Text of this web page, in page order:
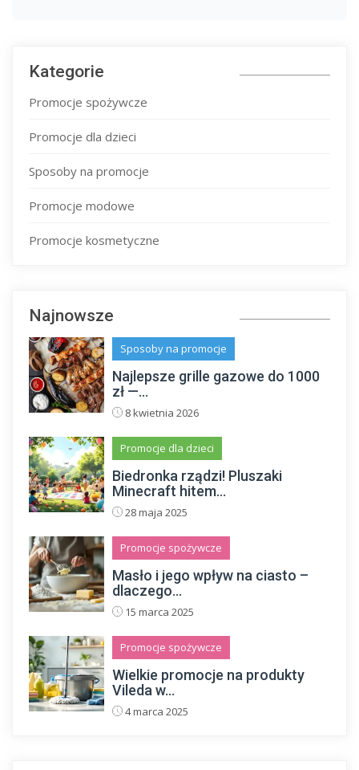
Kategorie
Promocje spożywcze
Promocje dla dzieci
Sposoby na promocje
Promocje modowe
Promocje kosmetyczne
Najnowsze
Sposoby na promocje
Najlepsze grille gazowe do 1000
zł —...
8 kwietnia 2026
Promocje dla dzieci
Biedronka rządzi! Pluszaki
Minecraft hitem...
28 maja 2025
Promocje spożywcze
Masło i jego wpływ na ciasto –
dlaczego...
15 marca 2025
Promocje spożywcze
Wielkie promocje na produkty
Vileda w...
4 marca 2025